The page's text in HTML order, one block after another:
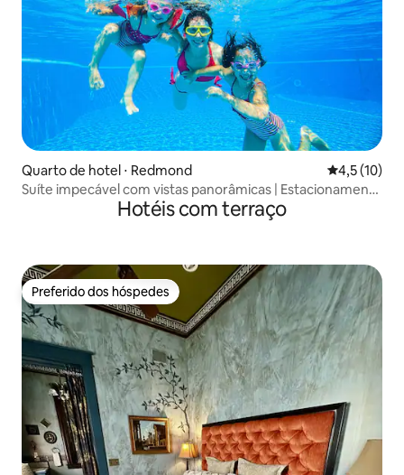
Quarto de hotel ⋅ Redmond 4,5 de uma
4,5 (10)
Suíte impecável com vistas panorâmicas | Estacionamento
Hotéis com terraço
Preferido dos hóspedes
Preferido dos hóspedes